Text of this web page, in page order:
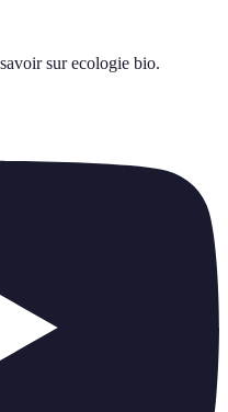
sur ecologie bio.